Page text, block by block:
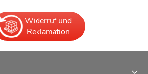
Widerruf und
Reklamation